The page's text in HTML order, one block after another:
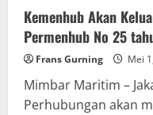
Tugas
Bahwa
Mudik
Tetap
Dilarang
Kemenhub Akan
Permenhub No 25
Frans Gurning Mei
Mimbar Maritim –
Perhubungan akan